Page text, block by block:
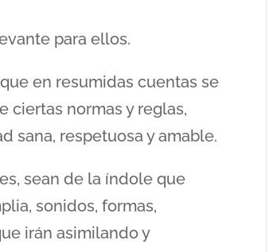
para ellos.
en resumidas cuentas se
ciertas normas y reglas,
sana, respetuosa y amable.
sean de la índole que
sonidos, formas,
irán asimilando y